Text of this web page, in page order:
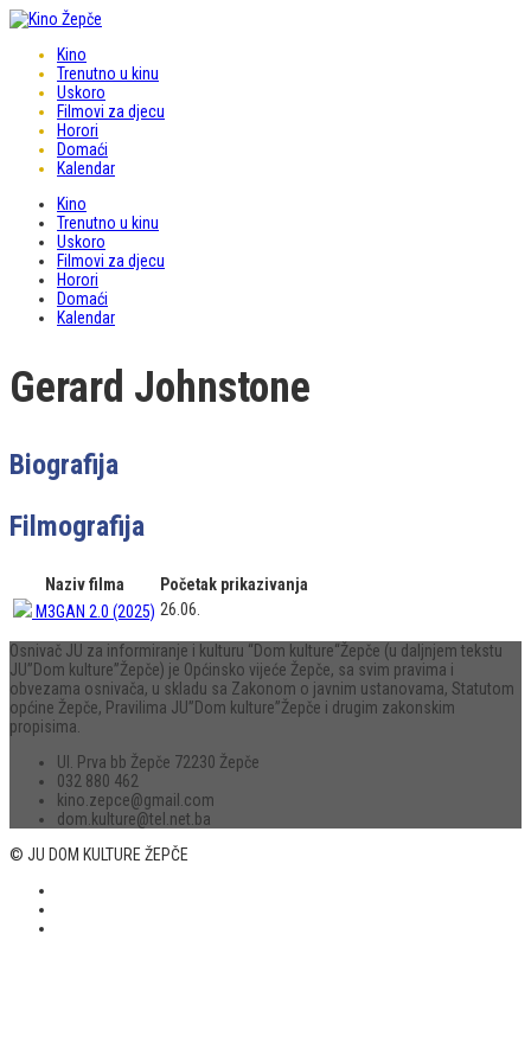
Kino
Trenutno u kinu
Uskoro
Filmovi za djecu
Horori
Domaći
Kalendar
Kino
Trenutno u kinu
Uskoro
Filmovi za djecu
Horori
Domaći
Kalendar
Gerard Johnstone
Biografija
Filmografija
Naziv filma
Početak prikazivanja
M3GAN 2.0 (2025) 26.06.
Osnivač JU za informiranje i kulturu “Dom kulture“Žepče (u daljnjem tekstu
JU”Dom kulture”Žepče) je Općinsko vijeće Žepče, sa svim pravima i
obvezama osnivača, u skladu sa Zakonom o javnim ustanovama, Statutom
općine Žepče, Pravilima JU”Dom kulture”Žepče i drugim zakonskim
propisima.
Ul. Prva bb Žepče 72230 Žepče
032 880 462
kino.zepce@gmail.com
dom.kulture@tel.net.ba
© JU DOM KULTURE ŽEPČE